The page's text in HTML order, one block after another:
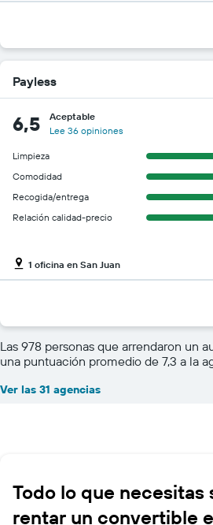
Payless
6,5
Aceptable
Lee 36 opiniones
Limpieza
Comodidad
Recogida/entrega
Relación calidad-precio
1 oficina en San Juan
Las 978 personas que arrendaron un
una puntuación promedio de 7,3 a la
Ver las 31 agencias
Todo lo que necesitas
rentar un convertible